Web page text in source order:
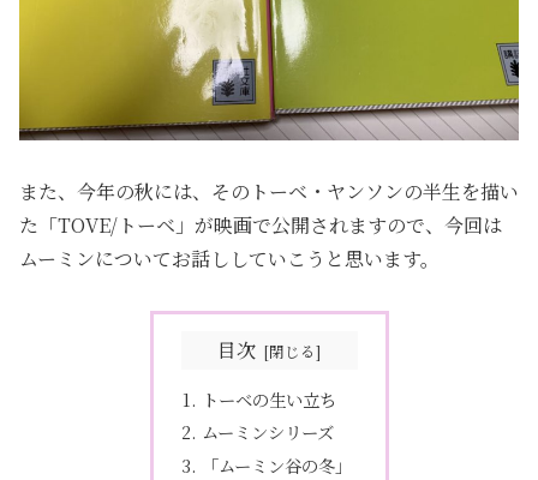
また、今年の秋には、そのトーベ・ヤンソンの半生を描い
た「TOVE/トーベ」が映画で公開されますので、今回は
ムーミンについてお話ししていこうと思います。
目次
トーベの生い立ち
ムーミンシリーズ
「ムーミン谷の冬」